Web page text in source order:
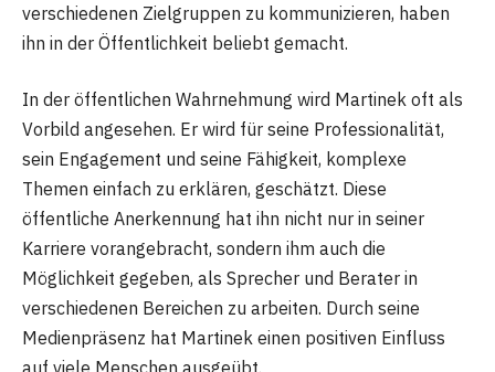
verschiedenen Zielgruppen zu kommunizieren, haben
ihn in der Öffentlichkeit beliebt gemacht.
In der öffentlichen Wahrnehmung wird Martinek oft als
Vorbild angesehen. Er wird für seine Professionalität,
sein Engagement und seine Fähigkeit, komplexe
Themen einfach zu erklären, geschätzt. Diese
öffentliche Anerkennung hat ihn nicht nur in seiner
Karriere vorangebracht, sondern ihm auch die
Möglichkeit gegeben, als Sprecher und Berater in
verschiedenen Bereichen zu arbeiten. Durch seine
Medienpräsenz hat Martinek einen positiven Einfluss